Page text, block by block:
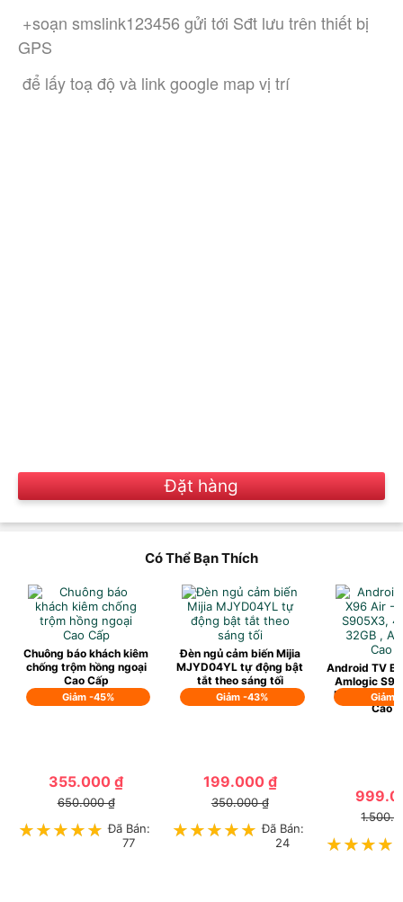
GPS
để lấy toạ độ và link google map vị trí
Đặt hàng
Có Thể Bạn Thích
Giảm -45%
Chuông báo khách kiêm
chống trộm hồng ngoại
Cao Cấp
355.000 ₫
650.000 ₫
★★★★★
★★★★★ Đã Bán:
77
Giảm -43%
Đèn ngủ cảm biến Mijia
MJYD04YL tự động bật
tắt theo sáng tối
199.000 ₫
350.000 ₫
★★★★★
★★★★★ Đã Bán:
24
Giảm
Android TV
Amlogic
Ram, 32GB
Cao